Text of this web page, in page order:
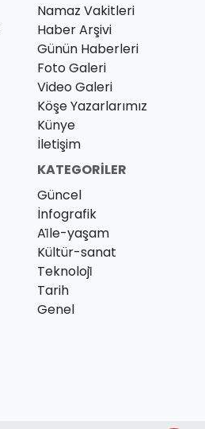
Namaz Vakitleri
Haber Arşivi
Günün Haberleri
Foto Galeri
Video Galeri
Köşe Yazarlarımız
Künye
İletişim
KATEGORILER
Güncel
İnfografik
Ai̇le-yaşam
Kültür-sanat
Teknoloji̇
Tarih
Genel